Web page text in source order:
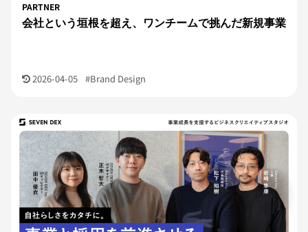
PARTNER
会社という垣根を超え、ワンチームで挑んだ新規事業
2026-04-05 #Brand Design